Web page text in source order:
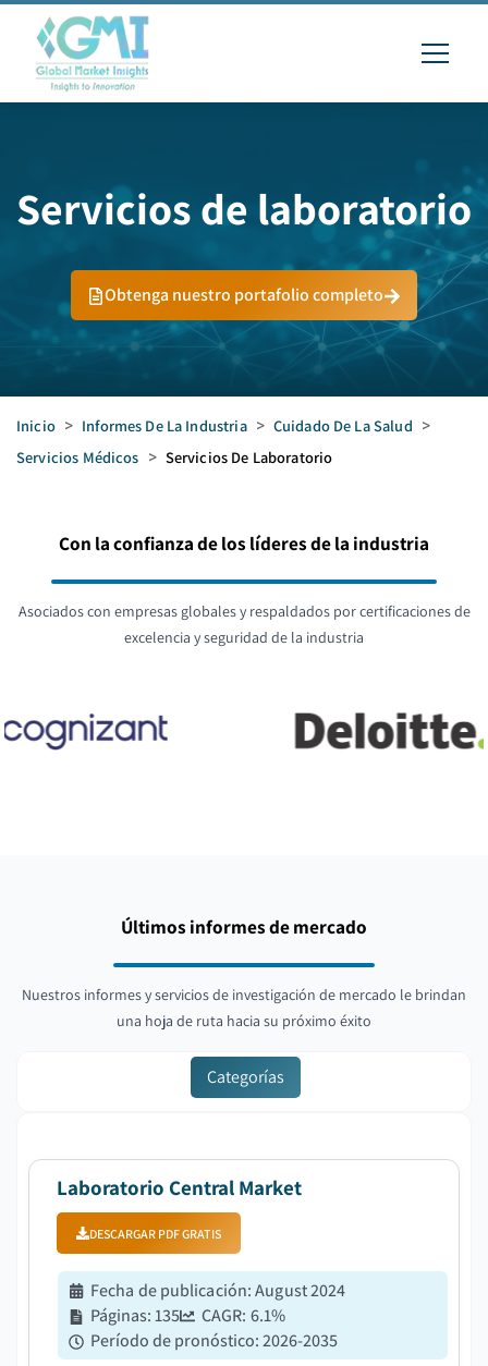
Servicios de laboratorio
Obtenga nuestro portafolio completo
Inicio > Informes De La Industria > Cuidado De La Salud >
Servicios Médicos > Servicios De Laboratorio
Con la confianza de los líderes de la industria
Asociados con empresas globales y respaldados por certificaciones de
excelencia y seguridad de la industria
Últimos informes de mercado
Nuestros informes y servicios de investigación de mercado le brindan
una hoja de ruta hacia su próximo éxito
Categorías
Laboratorio Central Market
DESCARGAR PDF GRATIS
Fecha de publicación:August 2024
Páginas:135 CAGR: 6.1%
Período de pronóstico:2026-2035